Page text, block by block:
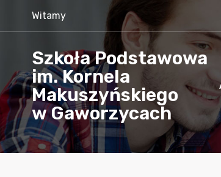
Witamy
Szkoła Podstawowa
im. Kornela
Makuszyńskiego
w Gaworzycach